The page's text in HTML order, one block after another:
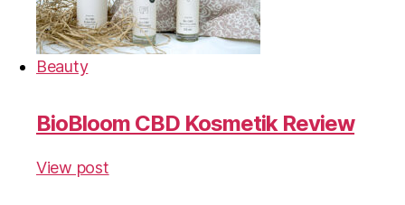
Beauty
BioBloom CBD Kosmetik Review
View post